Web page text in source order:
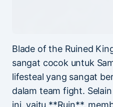
Blade of the Ruined
sangat cocok untuk
lifesteal yang sangat
dalam team fight.
ini, yaitu **Ruin**,